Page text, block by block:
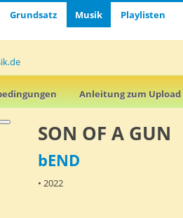
Grund­satz­ Musik Playlisten
Anleitung zum Upload
SON OF A GUN
bEND
• 2022